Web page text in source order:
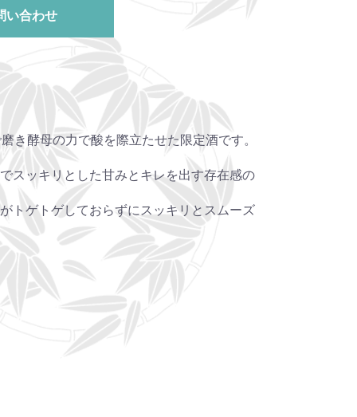
い合わせ
き酵母の力で酸を際立たせた限定酒です。
スッキリとした甘みとキレを出す存在感の
トゲトゲしておらずにスッキリとスムーズ